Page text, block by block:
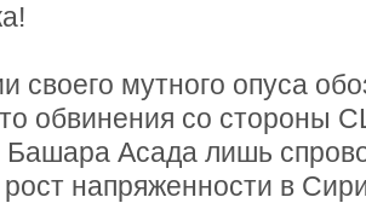
своего мутного опуса
обвинения со стороны
Башара Асада лишь
напряженности в